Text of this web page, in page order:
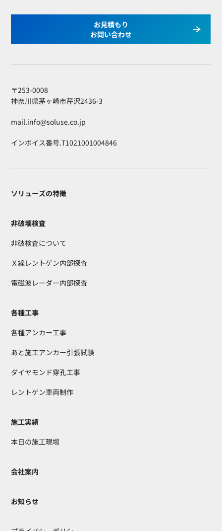
お見積もり
お問い合わせ
〒253-0008
神奈川県茅ヶ崎市芹沢2436-3
mail.info@soluse.co.jp
インボイス番号.T1021001004846
ソリューズの特徴
非破壊検査
非破検査について
Ｘ線レントゲン内部探査
電磁波レーダー内部探査
各種工事
各種アンカー工事
あと施工アンカー引張試験
ダイヤモンド穿孔工事
レントゲン車両制作
施工実績
本日の施工現場
会社案内
お知らせ